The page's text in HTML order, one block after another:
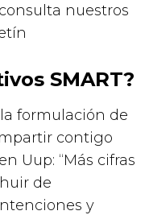
nuestros
SMART?
formulación de
contigo
Uup: “Más cifras
de
y